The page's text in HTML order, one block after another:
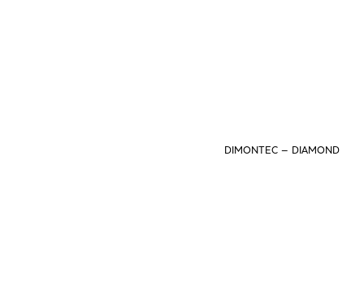
DIMONTEC – DIAMOND